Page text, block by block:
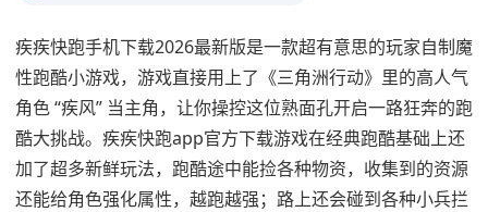
疾疾快跑手机下载2026最新版是一款超有意思的玩家自制魔
性跑酷小游戏，游戏直接用上了《三角洲行动》里的高人气
角色 “疾风” 当主角，让你操控这位熟面孔开启一路狂奔的跑
酷大挑战。疾疾快跑app官方下载游戏在经典跑酷基础上还
加了超多新鲜玩法，跑酷途中能捡各种物资，收集到的资源
还能给角色强化属性，越跑越强；路上还会碰到各种小兵拦